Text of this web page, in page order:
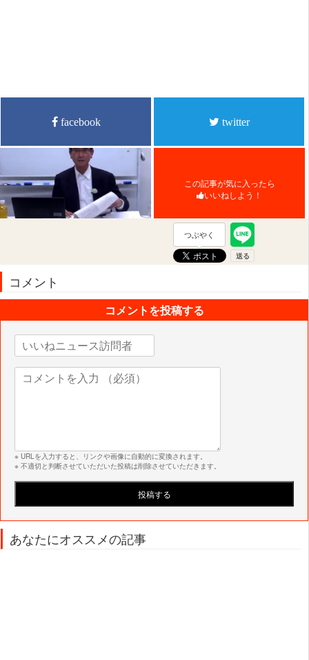
facebook twitter
この記事が気に入ったら
いいねしよう！
つぶやく
コメント
コメントを投稿する
※ URLを入力すると、リンクや画像に自動的に変換されます。
※ 不適切と判断させていただいた投稿は削除させていただきます。
あなたにオススメの記事